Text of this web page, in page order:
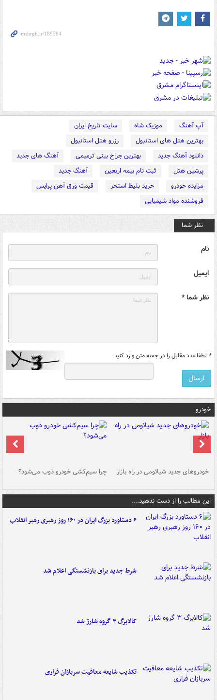
آپ آهنگ موزیک شاه
سایت تاریخ ایران
بهترین هتل های استانبول
رزرو هتل استانبول
دانلود آهنگ جدید
بهترین جراح بینی ترمیمی
آهنگ های جدید
پرشین هتل
ثبت نام بیمه اربعین
آهنگ جدید
مزایده خودرو
خرید بلیط استخر
قیمت ورق آهن پرایس
فروشنده مواد شیمیایی
نظر شما
نام
ایمیل
نظر شما *
* لطفا عدد مقابل را در جعبه متن وارد کنید
خودرو
خودروهای جدید شیائومی در راه بازار چرا سیم‌کشی خودرو ذوب می‌شود؟
این مطالب را از دست ندهید....
۶ دستاورد بزرگ ایران در ۱۶۰ روز رهبری رهبر انقلاب
شرط جدید برای بازنشستگی اعلام شد
کالابرگ ۳ گروه شارژ شد
تکذیب شایعه معافیت سربازان فراری